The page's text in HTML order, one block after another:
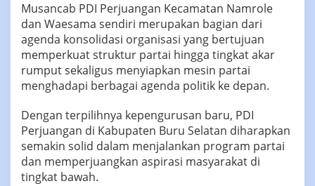
Musancab PDI Perjuangan Kecamatan Namrole
dan Waesama sendiri merupakan bagian dari
agenda konsolidasi organisasi yang bertujuan
memperkuat struktur partai hingga tingkat akar
rumput sekaligus menyiapkan mesin partai
menghadapi berbagai agenda politik ke depan.
Dengan terpilihnya kepengurusan baru, PDI
Perjuangan di Kabupaten Buru Selatan diharapkan
semakin solid dalam menjalankan program partai
dan memperjuangkan aspirasi masyarakat di
tingkat bawah.